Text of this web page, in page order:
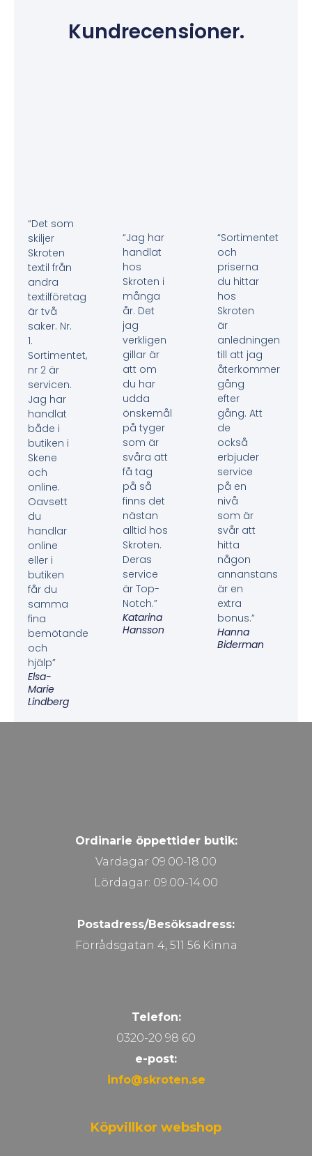
Kundrecensioner.
“Det som
skiljer
Skroten
textil från
andra
textilföretag
är två
saker. Nr.
1.
Sortimentet,
nr 2 är
servicen.
Jag har
handlat
både i
butiken i
Skene
och
online.
Oavsett
du
handlar
online
eller i
butiken
får du
samma
fina
bemötande
och
hjälp”
Elsa-
Marie
Lindberg
“Jag har
handlat
hos
Skroten i
många
år. Det
jag
verkligen
gillar är
att om
du har
udda
önskemål
på tyger
som är
svåra att
få tag
på så
finns det
nästan
alltid hos
Skroten.
Deras
service
är Top-
Notch.”
Katarina
Hansson
“Sortimentet
och
priserna
du hittar
hos
Skroten
är
anledningen
till att jag
återkommer
gång
efter
gång. Att
de
också
erbjuder
service
på en
nivå
som är
svår att
hitta
någon
annanstans
är en
extra
bonus.”
Hanna
Biderman
Ordinarie öppettider butik:
Vardagar 09.00-18.00
Lördagar: 09.00-14.00
Postadress/Besöksadress:
Förrådsgatan 4, 511 56 Kinna
Telefon:
0320-20 98 60
e-post:
info@skroten.se
Köpvillkor webshop